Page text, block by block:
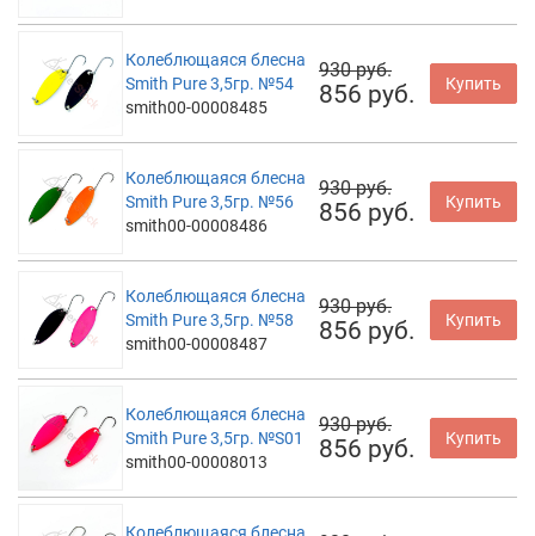
Колеблющаяся блесна
Smith Pure 3,5гр. №54
smith00-00008485
930 руб.
856 руб. Купить
Колеблющаяся блесна
Smith Pure 3,5гр. №56
smith00-00008486
930 руб.
856 руб. Купить
Колеблющаяся блесна
Smith Pure 3,5гр. №58
smith00-00008487
930 руб.
856 руб. Купить
Колеблющаяся блесна
Smith Pure 3,5гр. №S01
smith00-00008013
930 руб.
856 руб. Купить